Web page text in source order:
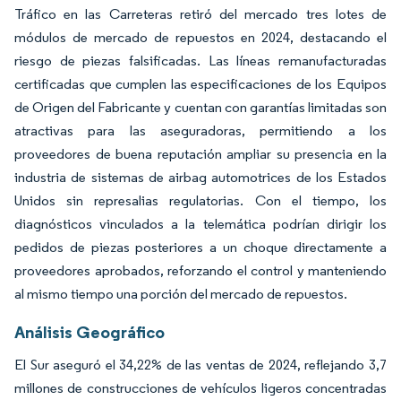
Tráfico en las Carreteras retiró del mercado tres lotes de
módulos de mercado de repuestos en 2024, destacando el
riesgo de piezas falsificadas. Las líneas remanufacturadas
certificadas que cumplen las especificaciones de los Equipos
de Origen del Fabricante y cuentan con garantías limitadas son
atractivas para las aseguradoras, permitiendo a los
proveedores de buena reputación ampliar su presencia en la
industria de sistemas de airbag automotrices de los Estados
Unidos sin represalias regulatorias. Con el tiempo, los
diagnósticos vinculados a la telemática podrían dirigir los
pedidos de piezas posteriores a un choque directamente a
proveedores aprobados, reforzando el control y manteniendo
al mismo tiempo una porción del mercado de repuestos.
Análisis Geográfico
El Sur aseguró el 34,22% de las ventas de 2024, reflejando 3,7
millones de construcciones de vehículos ligeros concentradas